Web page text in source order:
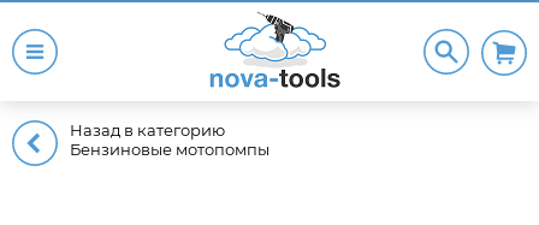
Назад в категорию
Бензиновые мотопомпы